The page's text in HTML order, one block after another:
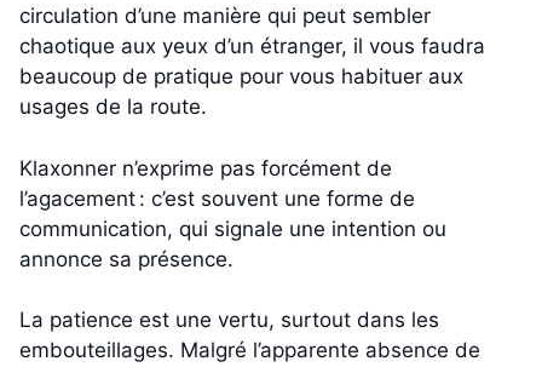
circulation d’une manière qui peut sembler
chaotique aux yeux d’un étranger, il vous faudra
beaucoup de pratique pour vous habituer aux
usages de la route.
Klaxonner n’exprime pas forcément de
l’agacement : c’est souvent une forme de
communication, qui signale une intention ou
annonce sa présence.
La patience est une vertu, surtout dans les
embouteillages. Malgré l’apparente absence de